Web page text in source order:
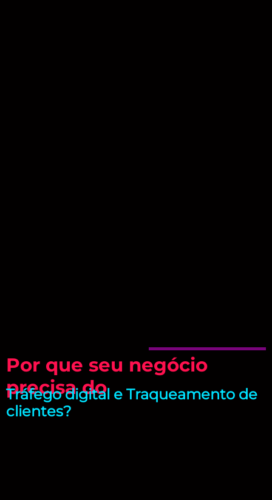
Por que seu negócio
precisa do
Tráfego digital e Traqueamento de
clientes?